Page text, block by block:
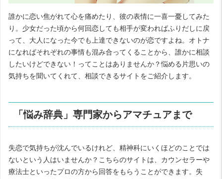
誰かに恋い焦がれて心を痛めたり、彼の表情に一喜一憂してみた
り。少女だった頃から何回恋しても相手が変わればふりだしに戻
って、大人になった今でも上達できないのが恋ですよね。オトナ
になればそれぞれの事情も混み合ってくることから、誰かに相談
したいけどできない！ってことはありませんか？悩める片思いの
気持ちを聞いてくれて、相談できるサイトをご紹介します。
「悩み辞典」専門家からアマチュアまで
失恋で気持ちが沈んでいるけれど、精神科にいくほどのことでは
ないという人はいませんか？こちらのサイトは、カウンセラーや
療法士といったプロの方から回答をもらうことができます。失